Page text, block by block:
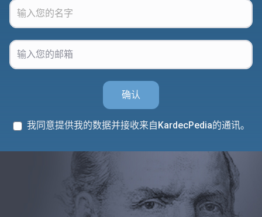
确认
我同意提供我的数据并接收来自KardecPedia的通讯。